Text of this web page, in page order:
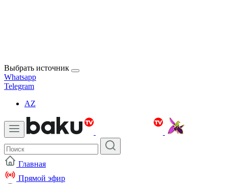
Выбрать источник
Whatsapp
Telegram
AZ
Главная
Прямой эфир